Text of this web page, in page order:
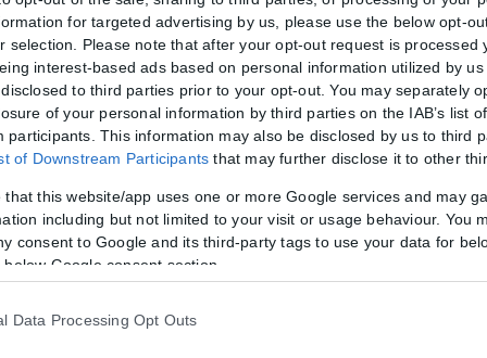
for targeted advertising by us, please use the below opt-
selection. Please note that after your opt-out request is processed
interest-based ads based on personal information utilized by
to third parties prior to your opt-out. You may separately
of your personal information by third parties on the IAB’s list of
participants. This information may also be disclosed by us to third
of Downstream Participants that may further disclose it to other
that this website/app uses one or more Google services and may
including but not limited to your visit or usage behaviour. You
consent to Google and its third-party tags to use your data for
Google consent section.
Data Processing Opt Outs
με τον Μαρκίφ Μόρις να σημειώνει επτά πόντους στη
έχοντας ευστοχήσει σε τέσσερα τρίποντα. Ο Αντετοκούνμπο
γραμμή των ελευθέρων βολών, όπου είχαν 13/15, ενώ οι Λέικερς
ξεκινώντας με ένα σερί 6-0 που ανέβασε τη διαφορά στο 97-69,
που έχουν επιτρέψει οι Μπακς τη φετινή σεζόν και μόλις η
μία εβδομάδα, «σκουπίζοντας» τη σειρά των δύο αγώνων της